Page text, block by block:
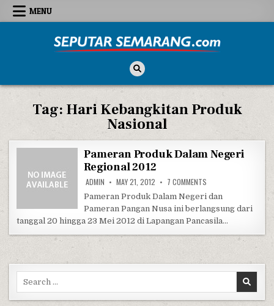
Skip to content
MENU
Tag: Hari Kebangkitan Produk
Nasional
Pameran Produk Dalam Negeri
Regional 2012
ADMIN MAY 21, 2012 7 COMMENTS
Pameran Produk Dalam Negeri dan
Pameran Pangan Nusa ini berlangsung dari
tanggal 20 hingga 23 Mei 2012 di Lapangan Pancasila…
Search for: